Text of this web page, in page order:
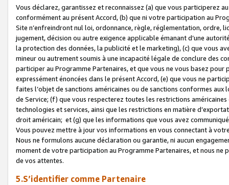
Vous déclarez, garantissez et reconnaissez (a) que vous participerez
conformément au présent Accord, (b) que ni votre participation au
Site n’enfreindront nul loi, ordonnance, règle, réglementation, ordre,
jugement, décision ou autre exigence applicable émanant d’une
la protection des données, la publicité et le marketing), (c) que vous
mineur ou autrement soumis à une incapacité légale de conclure des
participer au Programme Partenaires, et que vous ne vous basez
expressément énoncées dans le présent Accord, (e) que vous ne
faites l’objet de sanctions américaines ou de sanctions conformes
de Service; (f) que vous respecterez toutes les restrictions
technologies et services, ainsi que les restrictions en matière
droit américain; et (g) que les informations que vous avez
Vous pouvez mettre à jour vos informations en vous connectant à
Nous ne formulons aucune déclaration ou garantie, ni aucun
moment de votre participation au Programme Partenaires, et nous
de vos attentes.
5.S’identifier comme Partenaire